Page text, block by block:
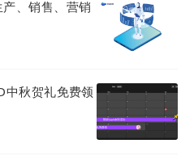
资料变为海量数据，生产
作为劳动者的个人则由产
会结合方式从原有的工业
为“在线零工”。
人类文明进步的主要推动
、销售、营销
中秋贺礼免费领